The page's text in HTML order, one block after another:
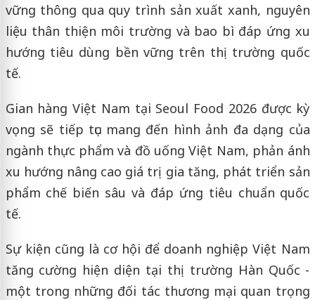
vững thông qua quy trình sản xuất xanh, nguyên
liệu thân thiện môi trường và bao bì đáp ứng xu
hướng tiêu dùng bền vững trên thị trường quốc
tế.
Gian hàng Việt Nam tại Seoul Food 2026 được kỳ
vọng sẽ tiếp tục mang đến hình ảnh đa dạng của
ngành thực phẩm và đồ uống Việt Nam, phản ánh
xu hướng nâng cao giá trị gia tăng, phát triển sản
phẩm chế biến sâu và đáp ứng tiêu chuẩn quốc
tế.
Sự kiện cũng là cơ hội để doanh nghiệp Việt Nam
tăng cường hiện diện tại thị trường Hàn Quốc -
một trong những đối tác thương mại quan trọng